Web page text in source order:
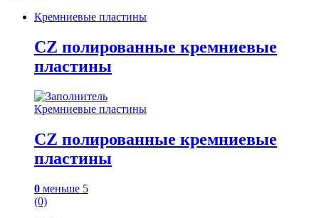
Кремниевые пластины
CZ полированные кремниевые
пластины
Кремниевые пластины
CZ полированные кремниевые
пластины
0 меньше 5
(0)